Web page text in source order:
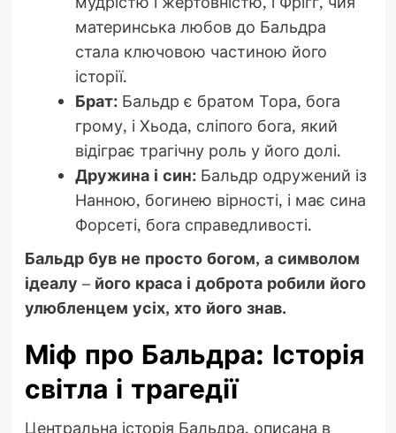
материнська любов до Бальдра
стала ключовою частиною його
історії.
Брат:Бальдр є братом Тора, бога
грому, і Хьода, сліпого бога, який
відіграє трагічну роль у його долі.
Дружина і син:Бальдр одружений із
Нанною, богинею вірності, і має сина
Форсеті, бога справедливості.
Бальдр був не просто богом, а символом
ідеалу – його краса і доброта робили його
улюбленцем усіх, хто його знав.
Міф про Бальдра: Історія
світла і трагедії
Центральна історія Бальдра, описана в